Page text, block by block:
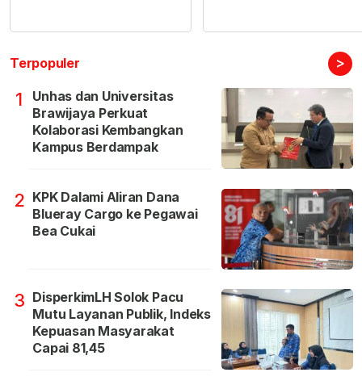
Terpopuler >
1
Unhas dan Universitas
Brawijaya Perkuat
Kolaborasi Kembangkan
Kampus Berdampak
2 KPK Dalami Aliran Dana
Blueray Cargo ke Pegawai
Bea Cukai
3 DisperkimLH Solok Pacu
Mutu Layanan Publik, Indeks
Kepuasan Masyarakat
Capai 81,45